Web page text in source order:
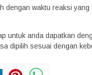
dengan waktu reaksi
untuk anda dapatkan
dipilih sesuai dengan